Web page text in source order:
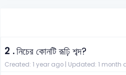
2 .নিচের কোনটি রূঢ়ি শব্দ?
Created: 1 year ago | Updated: 1 month